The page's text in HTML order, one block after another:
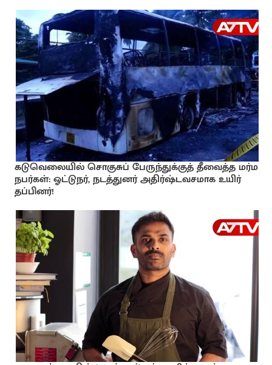
கடுவெலையில் சொகுசுப் பேருந்துக்குத் தீவைத்த மர்ம
நபர்கள்: ஓட்டுநர், நடத்துனர் அதிர்ஷ்டவசமாக உயிர்
தப்பினர்!